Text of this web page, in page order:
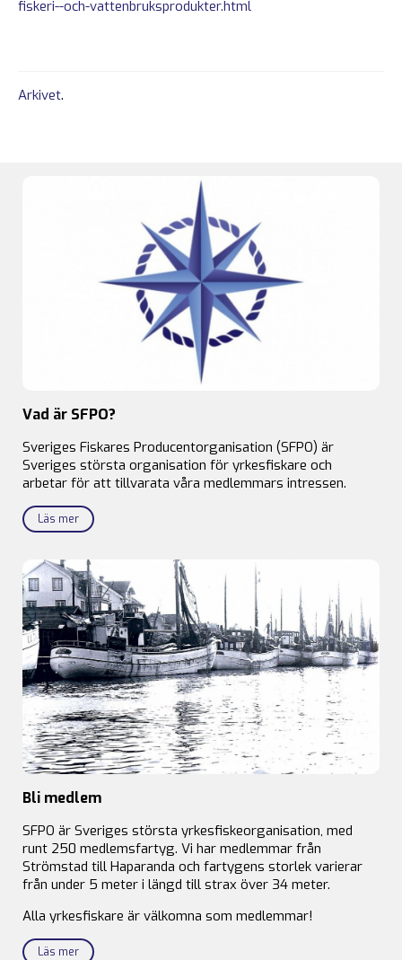
fiskeri--och-vattenbruksprodukter.html
Arkivet.
Vad är SFPO?
Sveriges Fiskares Producentorganisation (SFPO) är
Sveriges största organisation för yrkesfiskare och
arbetar för att tillvarata våra medlemmars intressen.
Läs mer
Bli medlem
SFPO är Sveriges största yrkesfiskeorganisation, med
runt 250 medlemsfartyg. Vi har medlemmar från
Strömstad till Haparanda och fartygens storlek varierar
från under 5 meter i längd till strax över 34 meter.
Alla yrkesfiskare är välkomna som medlemmar!
Läs mer